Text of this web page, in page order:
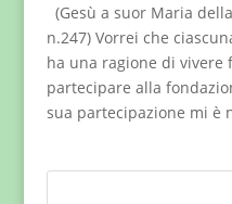
(Gesù a suor Maria
n.247) Vorrei che
ha una ragione di
partecipare alla
sua partecipazione mi è